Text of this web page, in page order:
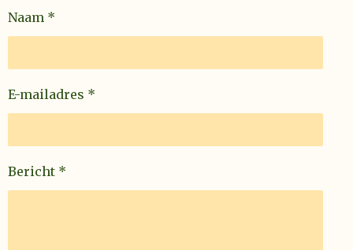
e
r
n
n
Naam *
E-mailadres *
Bericht *